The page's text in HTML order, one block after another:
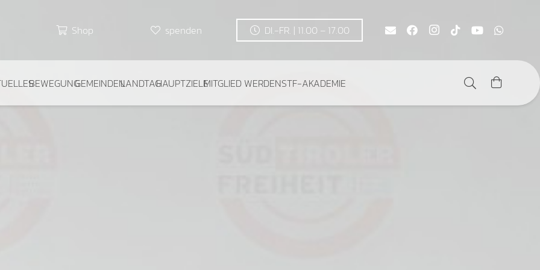
Shop spenden DI.-FR. | 11.00 – 17.00
BEWEGUNGGEMEINDENLANDTAGHAUPTZIELEMITGLIED WERDENSTF-AKADEMIE